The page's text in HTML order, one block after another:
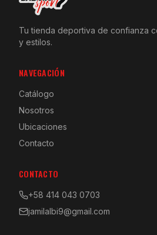
Tu tienda deportiva de confianza
y estilos.
NAVEGACIÓN
Catálogo
Nosotros
Ubicaciones
Contacto
CONTACTO
+58 414 043 0703
jamilalbi9@gmail.com